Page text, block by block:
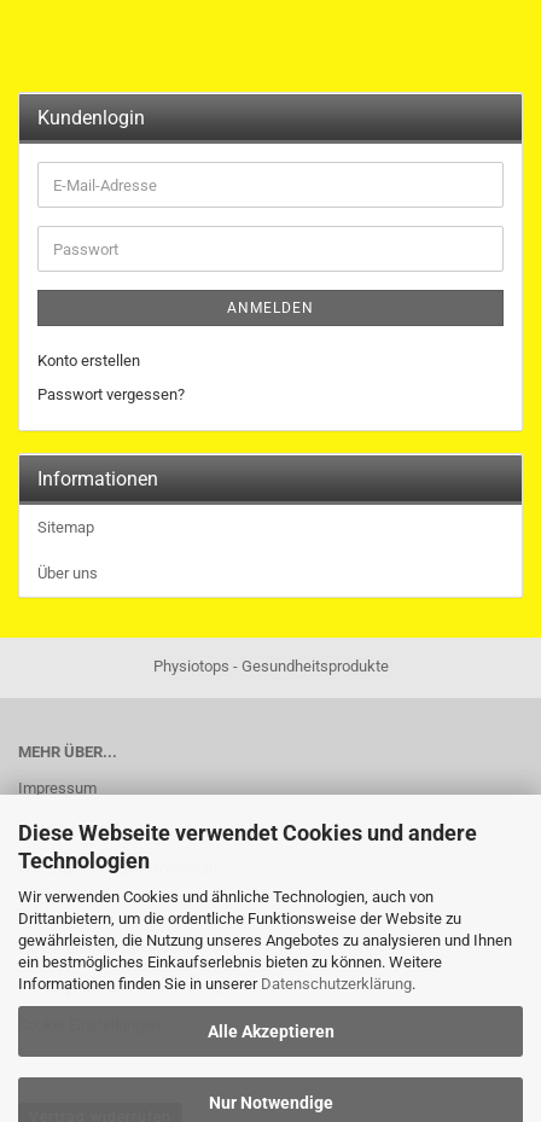
Diese Webseite verwendet Cookies und andere
Technologien
Wir verwenden Cookies und ähnliche Technologien, auch von
Drittanbietern, um die ordentliche Funktionsweise der Website zu
gewährleisten, die Nutzung unseres Angebotes zu analysieren und Ihnen
ein bestmögliches Einkaufserlebnis bieten zu können. Weitere
Informationen finden Sie in unserer Datenschutzerklärung.
Alle Akzeptieren
Nur Notwendige
Kundenlogin
E-
Mail-
Adresse
Passwort
ANMELDEN
Konto erstellen
Passwort vergessen?
Informationen
Sitemap
Über uns
Physiotops - Gesundheitsprodukte
MEHR ÜBER...
Impressum
Widerrufsrecht
Widerrufsformular-Download
AGB
Liefer- und Versandkosten
Privatsphäre und Datenschutz